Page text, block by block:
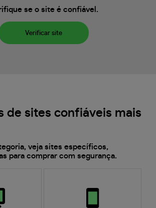
se o site é confiável.
Verificar site
de sites confiáveis mais
veja sites específicos,
para comprar com segurança.